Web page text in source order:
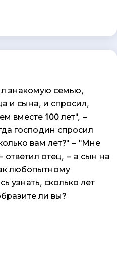
знакомую семью,
и сына, и спросил,
вместе 100 лет", −
господин спросил
вам лет?" − "Мне
ответил отец, − а сын на
любопытному
узнать, сколько лет
ли вы?